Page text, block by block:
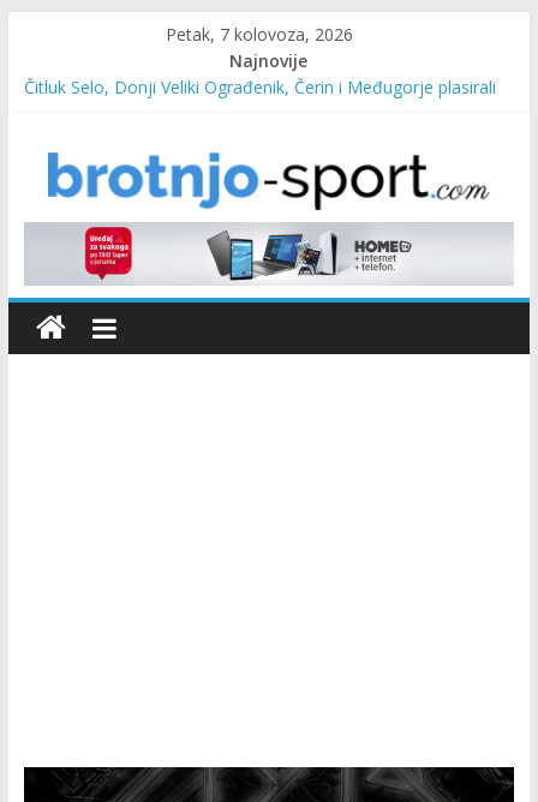
Petak, 7 kolovoza, 2026
Najnovije
Čitluk Selo, Donji Veliki Ograđenik, Čerin i Međugorje plasirali
Marin Čilić napredovao na ATP ljestvici
Poznati polufinalisti MNL MZ općine Čitluk – Brotnjo 2026.
Predsjednica Vlade Marija Buhač, ministar Ivo Bevanda i
načelnik Marin Radišić čestitali organizatoricama na realizaciji
sportsko edukativnog kampa “Izlazi vani”